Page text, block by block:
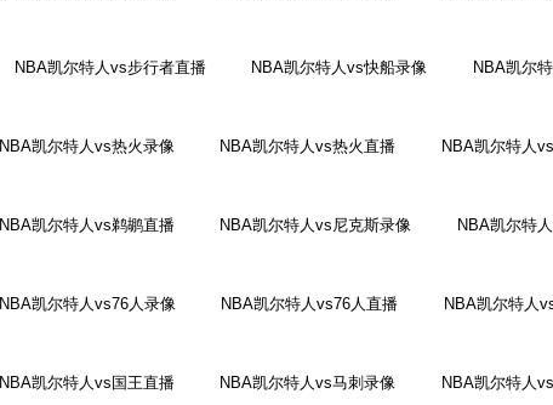
NBA凯尔特人vs步行者直播 NBA凯尔特人vs快船录像 NBA凯尔
NBA凯尔特人vs热火录像 NBA凯尔特人vs热火直播 NBA凯尔特人
NBA凯尔特人vs鹈鹕直播 NBA凯尔特人vs尼克斯录像 NBA凯尔特
NBA凯尔特人vs76人录像 NBA凯尔特人vs76人直播 NBA凯尔特人
NBA凯尔特人vs国王直播 NBA凯尔特人vs马刺录像 NBA凯尔特人